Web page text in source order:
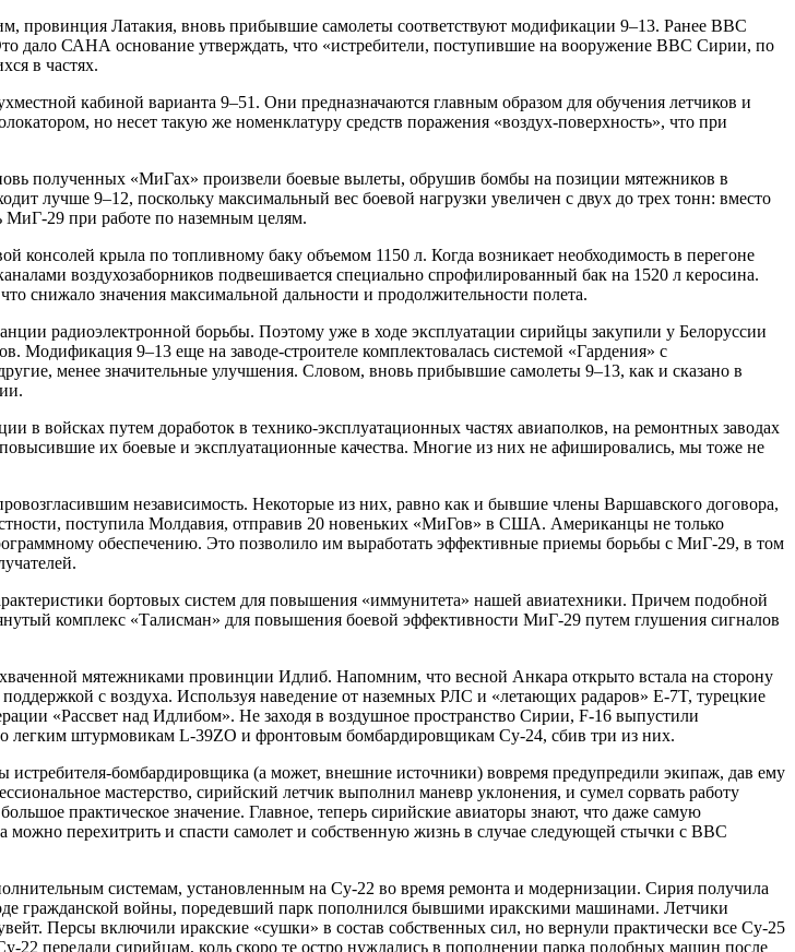
провинция Латакия, вновь прибывшие самолеты соответствуют модификации 9–13. Ранее ВВС
дало САНА основание утверждать, что «истребители, поступившие на вооружение ВВС Сирии, по
в частях.
кабиной варианта 9–51. Они предназначаются главным образом для обучения летчиков и
но несет такую же номенклатуру средств поражения «воздух-поверхность», что при
полученных «МиГах» произвели боевые вылеты, обрушив бомбы на позиции мятежников в
лучше 9–12, поскольку максимальный вес боевой нагрузки увеличен с двух до трех тонн: вместо
МиГ-29 при работе по наземным целям.
крыла по топливному баку объемом 1150 л. Когда возникает необходимость в перегоне
воздухозаборников подвешивается специально спрофилированный бак на 1520 л керосина.
снижало значения максимальной дальности и продолжительности полета.
радиоэлектронной борьбы. Поэтому уже в ходе эксплуатации сирийцы закупили у Белоруссии
9–13 еще на заводе-строителе комплектовалась системой «Гардения» с
менее значительные улучшения. Словом, вновь прибывшие самолеты 9–13, как и сказано в
в войсках путем доработок в технико-эксплуатационных частях авиаполков, на ремонтных заводах
их боевые и эксплуатационные качества. Многие из них не афишировались, мы тоже не
независимость. Некоторые из них, равно как и бывшие члены Варшавского договора,
поступила Молдавия, отправив 20 новеньких «МиГов» в США. Американцы не только
обеспечению. Это позволило им выработать эффективные приемы борьбы с МиГ-29, в том
бортовых систем для повышения «иммунитета» нашей авиатехники. Причем подобной
комплекс «Талисман» для повышения боевой эффективности МиГ-29 путем глушения сигналов
мятежниками провинции Идлиб. Напомним, что весной Анкара открыто встала на сторону
с воздуха. Используя наведение от наземных РЛС и «летающих радаров» E-7T, турецкие
«Рассвет над Идлибом». Не заходя в воздушное пространство Сирии, F-16 выпустили
легким штурмовикам L-39ZO и фронтовым бомбардировщикам Су-24, сбив три из них.
бомбардировщика (а может, внешние источники) вовремя предупредили экипаж, дав ему
мастерство, сирийский летчик выполнил маневр уклонения, и сумел сорвать работу
практическое значение. Главное, теперь сирийские авиаторы знают, что даже самую
можно перехитрить и спасти самолет и собственную жизнь в случае следующей стычки с ВВС
системам, установленным на Су-22 во время ремонта и модернизации. Сирия получила
гражданской войны, поредевший парк пополнился бывшими иракскими машинами. Летчики
Персы включили иракские «сушки» в состав собственных сил, но вернули практически все Су-25
22 передали сирийцам, коль скоро те остро нуждались в пополнении парка подобных машин после